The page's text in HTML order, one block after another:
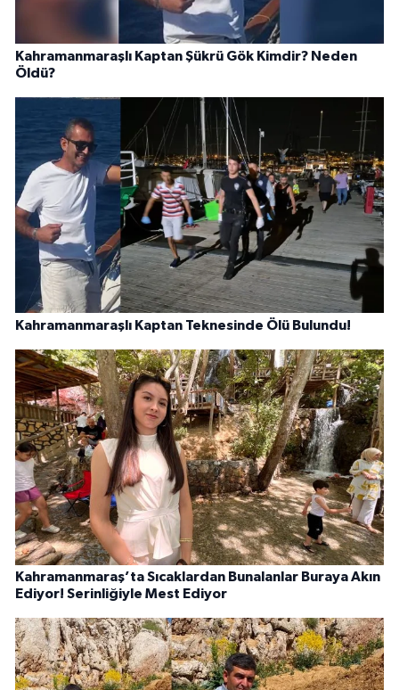
Kahramanmaraşlı Kaptan Şükrü Gök Kimdir? Neden
Öldü?
Kahramanmaraşlı Kaptan Teknesinde Ölü Bulundu!
Kahramanmaraş’ta Sıcaklardan Bunalanlar Buraya Akın
Ediyor! Serinliğiyle Mest Ediyor